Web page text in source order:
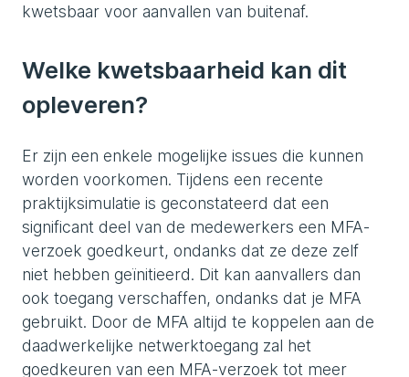
kwetsbaar voor aanvallen van buitenaf.
Welke kwetsbaarheid kan dit
opleveren?
Er zijn een enkele mogelijke issues die kunnen
worden voorkomen. Tijdens een recente
praktijksimulatie is geconstateerd dat een
significant deel van de medewerkers een MFA-
verzoek goedkeurt, ondanks dat ze deze zelf
niet hebben geïnitieerd. Dit kan aanvallers dan
ook toegang verschaffen, ondanks dat je MFA
gebruikt. Door de MFA altijd te koppelen aan de
daadwerkelijke netwerktoegang zal het
goedkeuren van een MFA-verzoek tot meer